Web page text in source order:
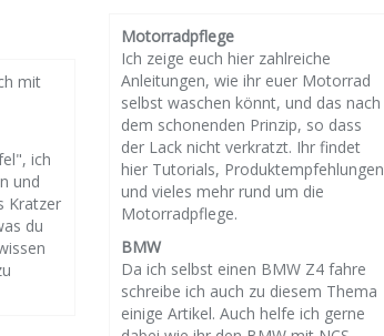
mit
ich
und
Kratzer
du
Motorradpflege
Ich zeige euch hier zahlreiche
Anleitungen, wie ihr euer Motorrad
selbst waschen könnt, und das nach
dem schonenden Prinzip, so dass
der Lack nicht verkratzt. Ihr findet
hier Tutorials, Produktempfehlungen
und vieles mehr rund um die
Motorradpflege.
BMW
Da ich selbst einen BMW Z4 fahre
schreibe ich auch zu diesem Thema
einige Artikel. Auch helfe ich gerne